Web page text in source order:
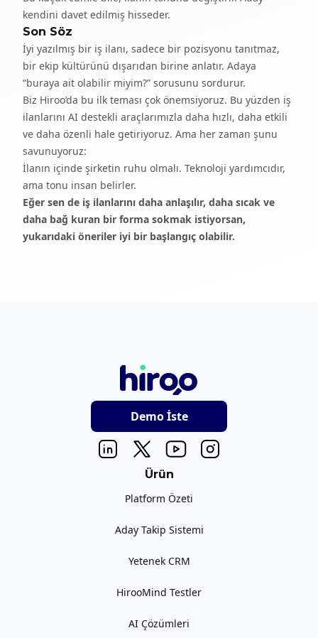
kendini davet edilmiş hisseder.
Son Söz
İyi yazılmış bir iş ilanı, sadece bir pozisyonu tanıtmaz,
bir ekip kültürünü dışarıdan birine anlatır. Adaya
“buraya ait olabilir miyim?” sorusunu sordurur.
Biz Hiroo’da bu ilk teması çok önemsiyoruz. Bu yüzden iş
ilanlarını AI destekli araçlarımızla daha hızlı, daha etkili
ve daha özenli hale getiriyoruz. Ama her zaman şunu
savunuyoruz:
İlanın içinde şirketin ruhu olmalı. Teknoloji yardımcıdır,
ama tonu insan belirler.
Eğer sen de iş ilanlarını daha anlaşılır, daha sıcak ve
daha bağ kuran bir forma sokmak istiyorsan,
yukarıdaki öneriler iyi bir başlangıç olabilir.
Demo İste
Ürün
Platform Özeti
Aday Takip Sistemi
Yetenek CRM
HirooMind Testler
AI Çözümleri